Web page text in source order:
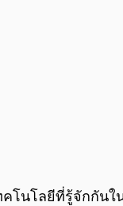
นโลยีที่รู้จักกันใน